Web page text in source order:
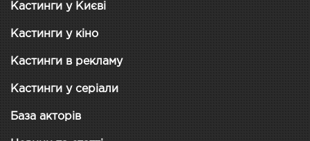
Кастинги у Києві
Кастинги у кіно
Кастинги в рекламу
Кастинги у серіали
База акторів